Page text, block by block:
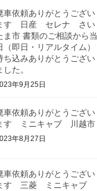
車依頼ありがとうござい
す 日産 セレナ さい
ま市 書類のご相談から当
（即日・リアルタイム）
ち込みありがとうござい
した。
年9月25日
車依頼ありがとうござい
す ミニキャブ 川越市
年8月27日
車依頼ありがとうござい
す 三菱 ミニキャブ